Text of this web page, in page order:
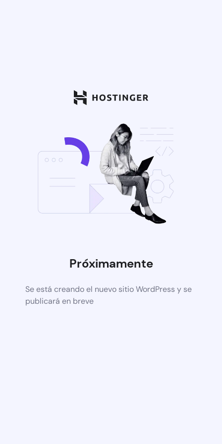
Próximamente
Se está creando el nuevo sitio WordPress y se
publicará en breve